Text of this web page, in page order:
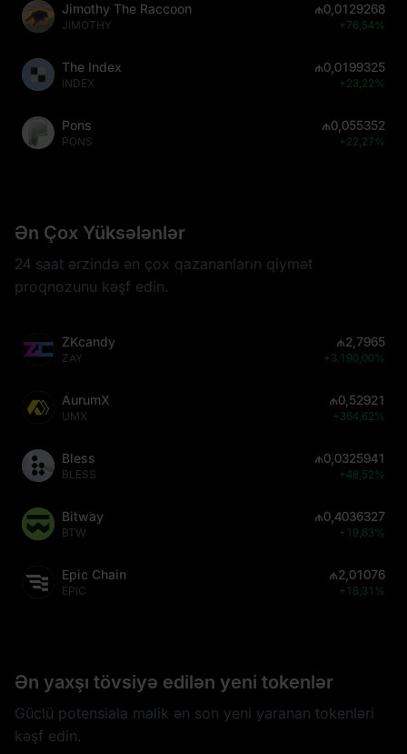
Jimothy The Raccoon
JIMOTHY
₼0,0129268
+76,54%
The Index
INDEX
₼0,0199325
+23,22%
Pons
PONS
₼0,055352
+22,27%
Ən Çox Yüksələnlər
24 saat ərzində ən çox qazananların qiymət
proqnozunu kəşf edin.
ZKcandy
ZAY
₼2,7965
+3.190,00%
AurumX
UMX
₼0,52921
+364,62%
Bless
BLESS
₼0,0325941
+48,52%
Bitway
BTW
₼0,4036327
+19,63%
Epic Chain
EPIC
₼2,01076
+18,31%
Ən yaxşı tövsiyə edilən yeni tokenlər
Güclü potensiala malik ən son yeni yaranan tokenləri
kəşf edin.